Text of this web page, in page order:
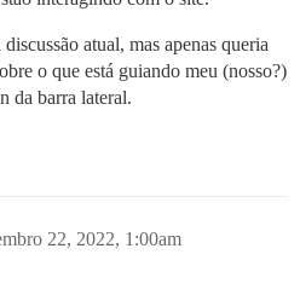
atual, mas apenas queria
o que está guiando meu (nosso?)
da barra lateral.
22, 2022, 1:00am